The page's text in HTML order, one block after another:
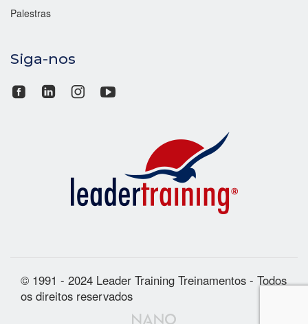
Palestras
Siga-nos
© 1991 - 2024 Leader Training Treinamentos - Todos
os direitos reservados